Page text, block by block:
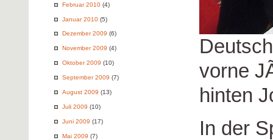
Februar 2010 (4)
Januar 2010 (5)
Dezember 2009 (6)
November 2009 (4)
Oktober 2009 (10)
September 2009 (7)
August 2009 (13)
Juli 2009 (10)
Juni 2009 (17)
Mai 2009 (7)
vorne
hinten
In der